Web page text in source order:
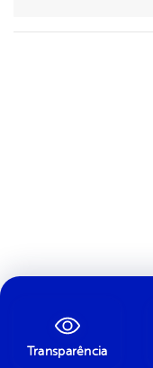
Transparência